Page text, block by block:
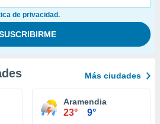
de privacidad.
Más ciudades
Aramendia
23° 9°